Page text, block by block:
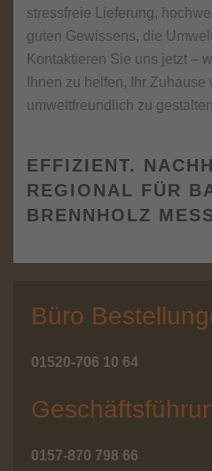
stressfreie Lieferung,
guten Gewissens, die
Kontaktieren Sie uns jetzt –
Ihnen zu helfen, Ihr Zuhause
umweltfreundlich zu
EFFIZIENT.
REGIONAL FÜR
BRENNHOLZ
Büro
01520-706 10 64
0157-870 798 66